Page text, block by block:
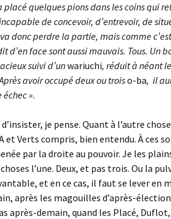
placé quelques pions dans les coins qui
de concevoir, d’entrevoir, de
donc perdre la partie, mais comme
d’en face sont aussi mauvais. Tous. Un
suivi d’unwariuchi, réduit à néant
avoir occupé deux ou troiso-ba, il
».
je pense. Quant à l’autre
et Verts compris, bien entendu. À ces
par la droite au pouvoir. Je les
choses l’une. Deux, et pas trois. Ou la
et en ce cas, il faut se lever en
après les magouilles d’après-
après-demain, quand les Placé,